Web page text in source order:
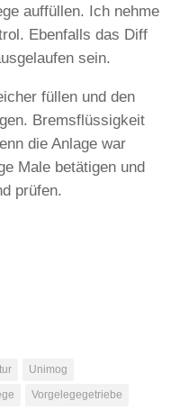
auffüllen. Ich nehme
Ebenfalls das Diff
sein.
füllen und den
Bremsflüssigkeit
die Anlage war
Male betätigen und
prüfen.
Unimog
Vorgelegegetriebe